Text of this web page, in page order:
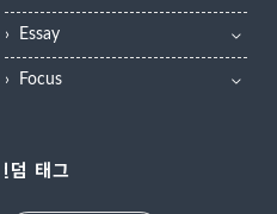
에 기여했다.”라면서 “기업가분들과
교수님들이 함께 만들어 낸 산학협력
체제를 더욱 고도화해서 산학연이 ..
Essay
Focus
랜덤 태그